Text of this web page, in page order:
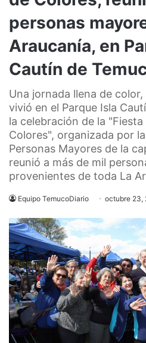
personas
Araucanía, en
Cautín de
Una jornada llena de
vivió en el Parque Isla
la celebración de la
Colores", organizada por
Personas Mayores de la
reunió a más de mil
provenientes de toda La
Equipo TemucoDiario octubre 23,